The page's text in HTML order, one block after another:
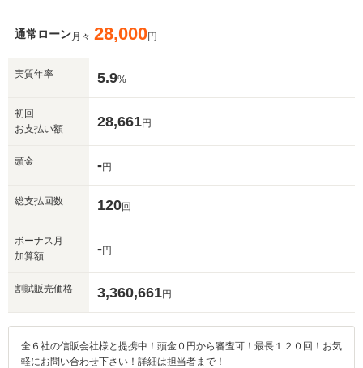
通常ローン月々 28,000円
実質年率 5.9%
初回
お支払い額
28,661円
頭金 -円
総支払回数 120回
ボーナス月
加算額
-円
割賦販売価格 3,360,661円
全６社の信販会社様と提携中！頭金０円から審査可！最長１２０回！お気
軽にお問い合わせ下さい！詳細は担当者まで！